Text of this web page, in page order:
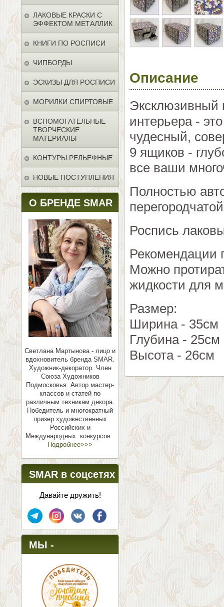
ЛАКОВЫЕ КРАСКИ С
ЭФФЕКТОМ МЕТАЛЛИК
КНИГИ ПО РОСПИСИ
ЧИПБОРДЫ
ЭСКИЗЫ ДЛЯ РОСПИСИ
МОРИЛКИ СПИРТОВЫЕ
ВСПОМОГАТЕЛЬНЫЕ
ТВОРЧЕСКИЕ
МАТЕРИАЛЫ
КОНТУРЫ РЕЛЬЕФНЫЕ
НОВЫЕ ПОСТУПЛЕНИЯ
О БРЕНДЕ SMAR
Светлана Мартынова - лицо и
вдохновитель бренда SMAR.
Художник-декоратор. Член
Союза Художников
Подмосковья. Автор мастер-
классов и статей по
различным техникам декора.
Победитель и многократный
призер художественных
Российских и
Международных конкурсов.
Подробнее>>>
SMAR в соцсетях
Давайте дружить!
МЫ -
ПОБЕДИТЕЛИ!
Описание
Эксклюзивный
интерьера -
чудесный,
9 ящиков -
все ваши
Полностью
Роспись
Рекомендации
Можно
жидкости для
Размер:
Ширина - 35см
Глубина - 25см
Высота - 26см